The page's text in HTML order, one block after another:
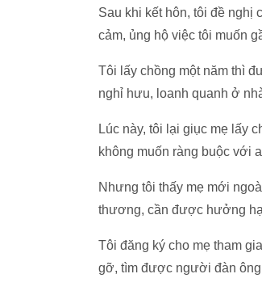
Sau khi kết hôn, tôi đề nghị
cảm, ủng hộ việc tôi muốn
Tôi lấy chồng một năm thì
nghỉ hưu, loanh quanh ở
Lúc này, tôi lại giục mẹ lấy
không muốn ràng buộc với
Nhưng tôi thấy mẹ mới
thương, cần được hưởng
Tôi đăng ký cho mẹ tham
gỡ, tìm được người đàn